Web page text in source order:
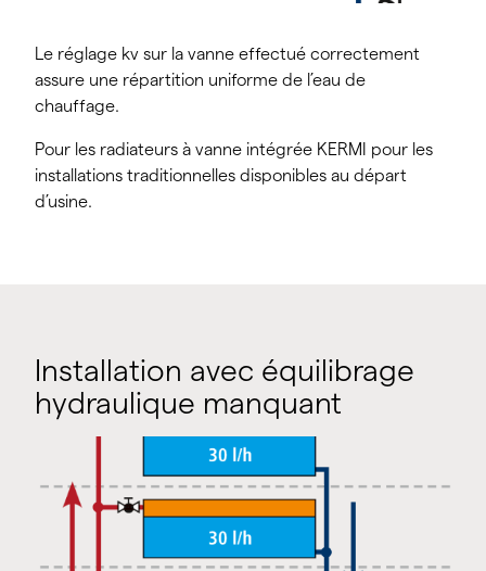
Le réglage kv sur la vanne effectué correctement
assure une répartition uniforme de l’eau de
chauffage.
Pour les radiateurs à vanne intégrée KERMI pour les
installations traditionnelles disponibles au départ
d’usine.
Installation avec équilibrage
hydraulique manquant